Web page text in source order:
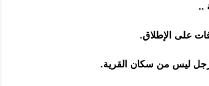
..
على الإطلاق.
رجل ليس من سكان القرية.